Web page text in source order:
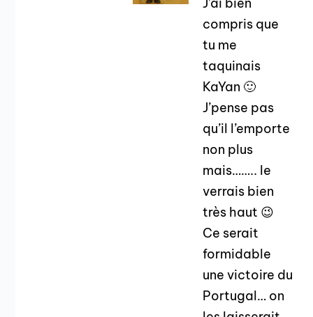
J’ai bien
compris que
tu me
taquinais
KaYan 🙂
J’pense pas
qu’il l’emporte
non plus
mais…….. le
verrais bien
très haut 😉
Ce serait
formidable
une victoire du
Portugal… on